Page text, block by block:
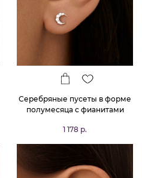
Серебряные пусеты в форме
полумесяца с фианитами
1 178 р.